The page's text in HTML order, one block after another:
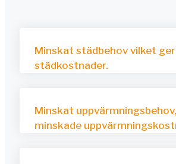
Minskat städbehov vilket
städkostnader.
Minskat
minskade